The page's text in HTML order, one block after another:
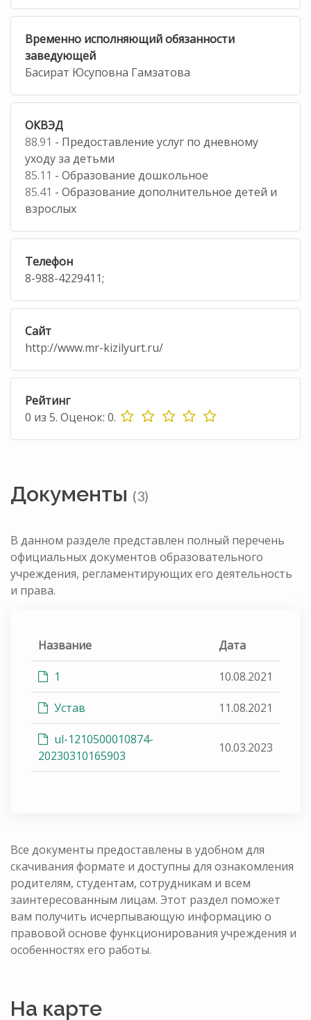
Временно исполняющий обязанности
заведующей
Басират Юсуповна Гамзатова
ОКВЭД
88.91 - Предоставление услуг по дневному
уходу за детьми
85.11 - Образование дошкольное
85.41 - Образование дополнительное детей и
взрослых
Телефон
8-988-4229411;
Сайт
http://www.mr-kizilyurt.ru/
Рейтинг
0 из 5. Оценок: 0.
Документы (3)
В данном разделе представлен полный перечень
официальных документов образовательного
учреждения, регламентирующих его деятельность
и права.
Название Дата
1 10.08.2021
Устав 11.08.2021
ul-1210500010874-
20230310165903
10.03.2023
Все документы предоставлены в удобном для
скачивания формате и доступны для ознакомления
родителям, студентам, сотрудникам и всем
заинтересованным лицам. Этот раздел поможет
вам получить исчерпывающую информацию о
правовой основе функционирования учреждения и
особенностях его работы.
На карте